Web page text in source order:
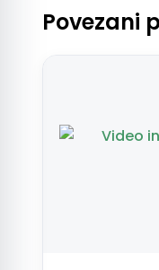
Povezani